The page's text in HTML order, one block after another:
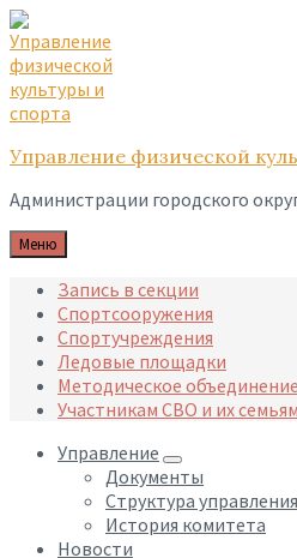
Skip
to
content
Skip
to
main
navigation
Skip
to
footer
Управление физической
Администрации городского
Меню
Запись в секции
Спортсооружения
Спортучреждения
Ледовые площадки
Методическое объединение
Участникам СВО и их семьям
Управление
Документы
Структура управления
История комитета
Новости